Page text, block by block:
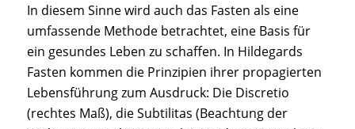
In diesem Sinne wird auch das Fasten als eine
umfassende Methode betrachtet, eine Basis für
ein gesundes Leben zu schaffen. In Hildegards
Fasten kommen die Prinzipien ihrer propagierten
Lebensführung zum Ausdruck: Die Discretio
(rechtes Maß), die Subtilitas (Beachtung der